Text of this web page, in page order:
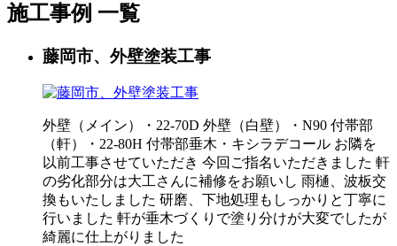
施工事例 一覧
藤岡市、外壁塗装工事
外壁（メイン）・22-70D 外壁（白壁）・N90 付帯部
（軒）・22-80H 付帯部垂木・キシラデコール お隣を
以前工事させていただき 今回ご指名いただきました 軒
の劣化部分は大工さんに補修をお願いし 雨樋、波板交
換もいたしました 研磨、下地処理もしっかりと丁寧に
行いました 軒が垂木づくりで塗り分けが大変でしたが
綺麗に仕上がりました